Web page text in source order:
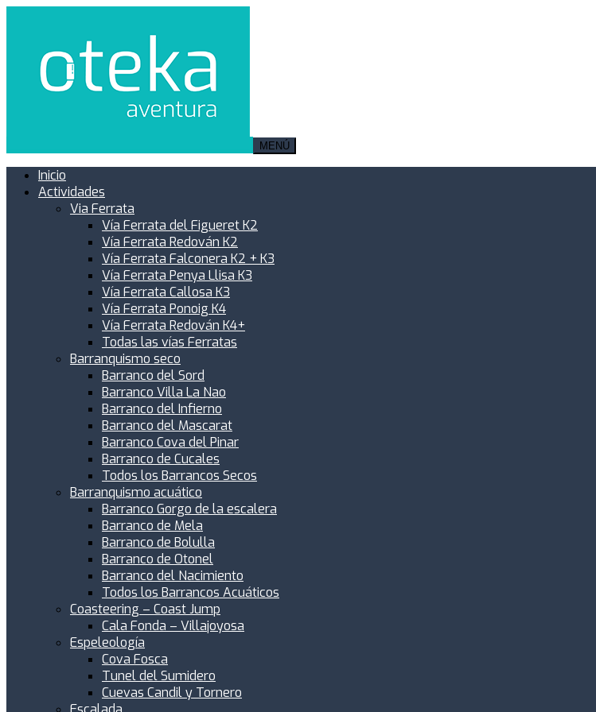
MENÚ
Inicio
Actividades
Via Ferrata
Vía Ferrata del Figueret K2
Vía Ferrata Redován K2
Vía Ferrata Falconera K2 + K3
Vía Ferrata Penya Llisa K3
Vía Ferrata Callosa K3
Vía Ferrata Ponoig K4
Vía Ferrata Redován K4+
Todas las vías Ferratas
Barranquismo seco
Barranco del Sord
Barranco Villa La Nao
Barranco del Infierno
Barranco del Mascarat
Barranco Cova del Pinar
Barranco de Cucales
Todos los Barrancos Secos
Barranquismo acuático
Barranco Gorgo de la escalera
Barranco de Mela
Barranco de Bolulla
Barranco de Otonel
Barranco del Nacimiento
Todos los Barrancos Acuáticos
Coasteering – Coast Jump
Cala Fonda – Villajoyosa
Espeleología
Cova Fosca
Tunel del Sumidero
Cuevas Candil y Tornero